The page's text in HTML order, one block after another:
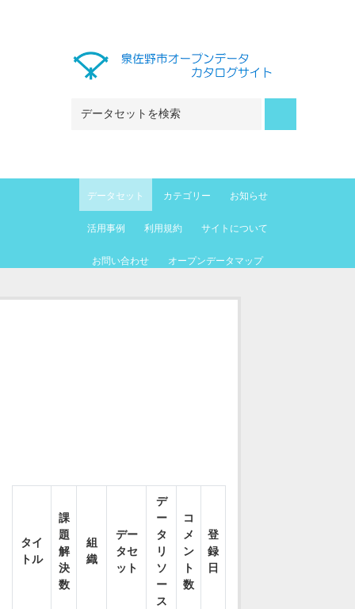
データセット カテゴリー お知らせ
活用事例 利用規約 サイトについて
お問い合わせ オープンデータマップ
タイ
トル
課
題
解
決
数
組
織
デー
タセ
ット
デ
ー
タ
リ
ソ
ー
ス
コ
メ
ン
ト
数
登
録
日